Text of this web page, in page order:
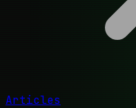
Articles